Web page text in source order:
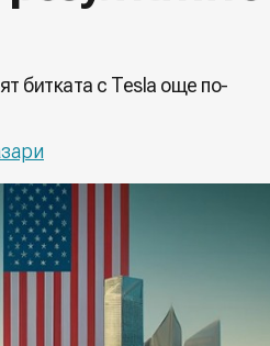
битката с Tesla още по-